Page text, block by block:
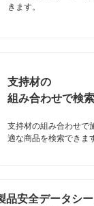
きます。
支持材の
組み合わせで検索
支持材の組み合わせで
適な商品を検索できま
品安全データシー